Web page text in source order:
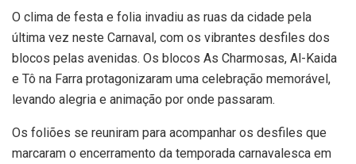
O clima de festa e folia invadiu as ruas da cidade pela
última vez neste Carnaval, com os vibrantes desfiles dos
blocos pelas avenidas. Os blocos As Charmosas, Al-Kaida
e Tô na Farra protagonizaram uma celebração memorável,
levando alegria e animação por onde passaram.
Os foliões se reuniram para acompanhar os desfiles que
marcaram o encerramento da temporada carnavalesca em